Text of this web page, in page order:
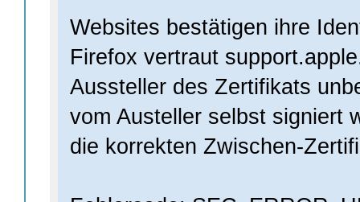
Websites bestätigen ihre
Firefox vertraut
Aussteller des Zertifikats
vom Austeller selbst signiert
die korrekten Zwischen-